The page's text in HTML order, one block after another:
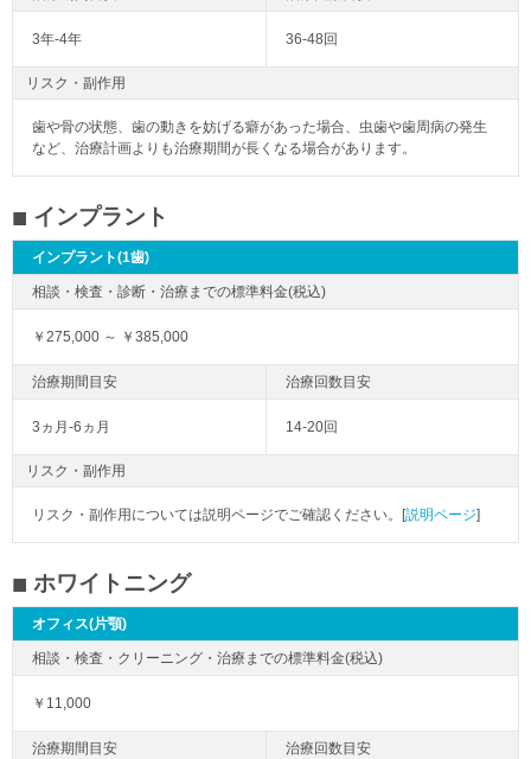
3年-4年 36-48回
リスク・副作用
歯や骨の状態、歯の動きを妨げる癖があった場合、虫歯や歯周病の発生
など、治療計画よりも治療期間が長くなる場合があります。
インプラント
インプラント(1歯)
￥275,000 ～ ￥385,000
3ヵ月-6ヵ月 14-20回
リスク・副作用
リスク・副作用については説明ページでご確認ください。[説明ページ]
ホワイトニング
オフィス(片顎)
￥11,000